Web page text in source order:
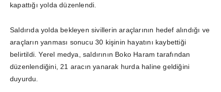
kapattığı yolda düzenlendi.
Saldırıda yolda bekleyen sivillerin araçlarının hedef alındığı ve
araçların yanması sonucu 30 kişinin hayatını kaybettiği
belirtildi. Yerel medya, saldırının Boko Haram tarafından
düzenlendiğini, 21 aracın yanarak hurda haline geldiğini
duyurdu.